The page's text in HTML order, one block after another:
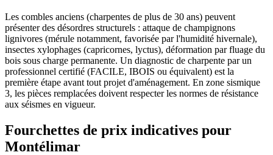
Les combles anciens (charpentes de plus de 30 ans) peuvent
présenter des désordres structurels : attaque de champignons
lignivores (mérule notamment, favorisée par l'humidité hivernale),
insectes xylophages (capricornes, lyctus), déformation par fluage du
bois sous charge permanente. Un diagnostic de charpente par un
professionnel certifié (FACILE, IBOIS ou équivalent) est la
première étape avant tout projet d'aménagement. En zone sismique
3, les pièces remplacées doivent respecter les normes de résistance
aux séismes en vigueur.
Fourchettes de prix indicatives pour
Montélimar